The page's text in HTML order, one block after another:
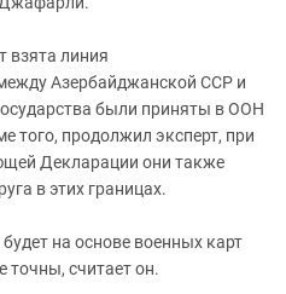
взята линия
Азербайджанской ССР и
были приняты в ООН
того, продолжил эксперт, при
Декларации они также
в этих границах.
на основе военных карт
точны, считает он.